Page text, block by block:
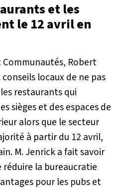
et les
le 12 avril en
Robert
locaux de ne pas
restaurants qui
sièges et des espaces de
alors que le secteur
à partir du 12 avril,
M. Jenrick a fait savoir
la bureaucratie
pour les pubs et